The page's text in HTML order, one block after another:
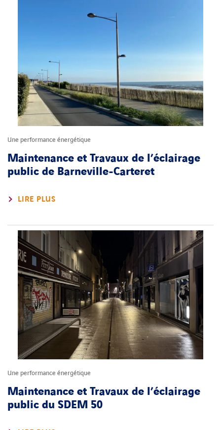
Une performance énergétique
Maintenance et Travaux de l’éclairage
public de Barneville-Carteret
LIRE PLUS
Une performance énergétique
Maintenance et Travaux de l’éclairage
public du SDEM 50